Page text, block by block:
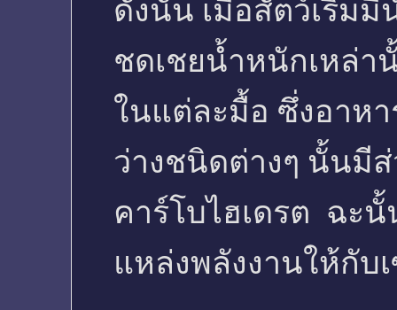
ดังนั้น เมื่อสัตว์เริ่ม
ชดเชยน้ำหนักเหล่า
ในแต่ละมื้อ ซึ่งอาหา
ว่างชนิดต่างๆ นั้นมี
คาร์โบไฮเดรต ฉะ
แหล่งพลังงานให้กับ